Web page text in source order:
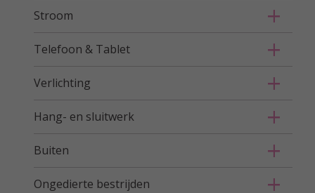
Stroom
Telefoon & Tablet
Verlichting
Hang- en sluitwerk
Buiten
Ongedierte bestrijden